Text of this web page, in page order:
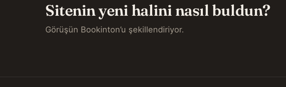
Sitenin yeni halini nasıl buldun?
Görüşün Bookinton’u şekillendiriyor.